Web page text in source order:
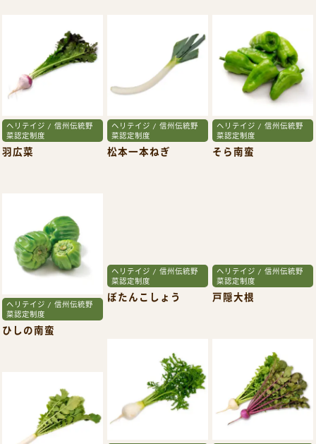
ヘリテイジ / 信州伝統野
菜認定制度
羽広菜
ヘリテイジ / 信州伝統野
菜認定制度
松本一本ねぎ
ヘリテイジ / 信州伝統野
菜認定制度
そら南蛮
ヘリテイジ / 信州伝統野
菜認定制度
ひしの南蛮
ヘリテイジ / 信州伝統野
ヘリテイジ / 信州伝統野